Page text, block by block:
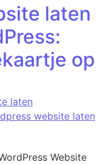
laten
op
laten
website laten
Website